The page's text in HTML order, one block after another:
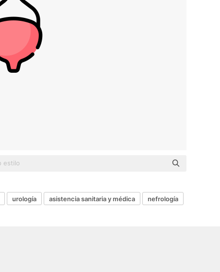
urología asistencia sanitaria y médica nefrología